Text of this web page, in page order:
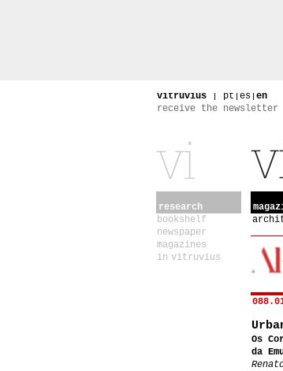
vitruvius | pt | es | en
receive the newsletter
research
bookshelf
newspaper
magazines
in vitruvius
Os
da